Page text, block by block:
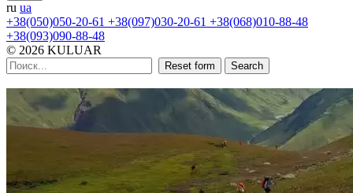
ru ua
+38(050)050-20-61 +38(097)030-20-61 +38(068)010-88-48
+38(093)090-88-48
© 2026 KULUAR
Reset form Search